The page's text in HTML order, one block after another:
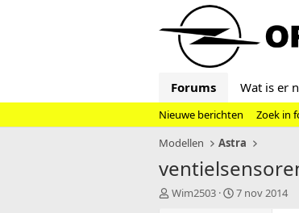
Forums Wat is er
Nieuwe berichten
Zoek in
Modellen
Astra
T
Wim2503
S
7 nov 2014